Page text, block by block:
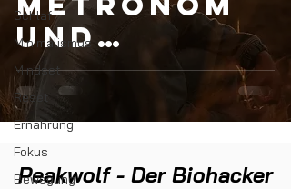
Schlaf
Minimalismus
Mindset
Reset
Ernährung
Fokus
Bewegung
und
Taktgeber
des
Körpers
Peakwolf - Der Biohacker